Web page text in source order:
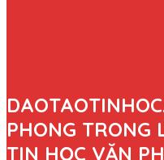
PHONG TRONG
TIN HỌC VĂN